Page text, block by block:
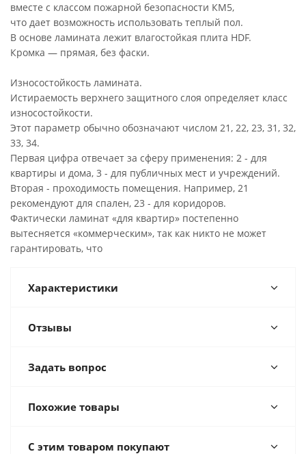
вместе с классом пожарной безопасности КМ5,
что дает возможность использовать теплый пол.
В основе ламината лежит влагостойкая плита HDF.
Кромка — прямая, без фаски.
Износостойкость ламината.
Истираемость верхнего защитного слоя определяет класс
износостойкости.
Этот параметр обычно обозначают числом 21, 22, 23, 31, 32,
33, 34.
Первая цифра отвечает за сферу применения: 2 - для
квартиры и дома, 3 - для публичных мест и учреждений.
Вторая - проходимость помещения. Например, 21
рекомендуют для спален, 23 - для коридоров.
Фактически ламинат «для квартир» постепенно
вытесняется «коммерческим», так как никто не может
гарантировать, что
Характеристики
Отзывы
Задать вопрос
Похожие товары
С этим товаром покупают